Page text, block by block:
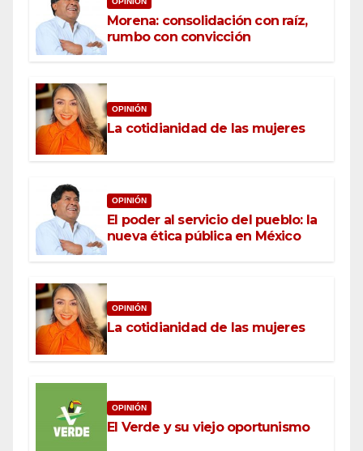
Morena: consolidación con raíz,
rumbo con convicción
OPINIÓN
La cotidianidad de las mujeres
OPINIÓN
El poder al servicio del pueblo: la
nueva ética pública en México
OPINIÓN
La cotidianidad de las mujeres
OPINIÓN
El Verde y su viejo oportunismo